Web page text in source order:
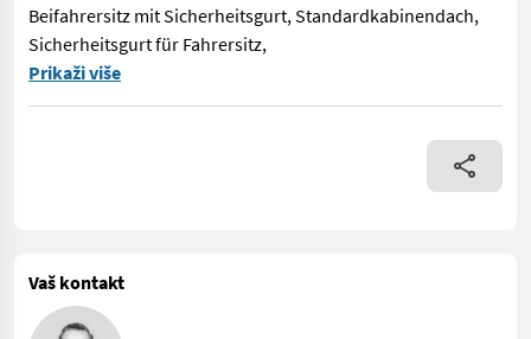
Beifahrersitz mit Sicherheitsgurt, Standardkabinendach,
Sicherheitsgurt für Fahrersitz,
Traktor Massey Ferguson 6S.155 Dyna6 EXCLUSIVE Modell:
Prikaži više
Vaš kontakt